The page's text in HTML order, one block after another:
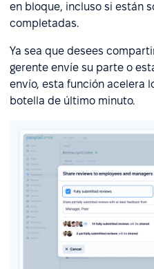
en bloque, incluso si están
completadas.
Ya sea que desees
gerente envíe su parte o
envío, esta función acelera
botella de último minuto.